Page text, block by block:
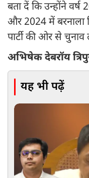
बता दें कि उन्होंने
और 2024 में बरनाला
पार्टी की ओर से चुनाव
अभिषेक देबरॉय
यह भी पढ़ें